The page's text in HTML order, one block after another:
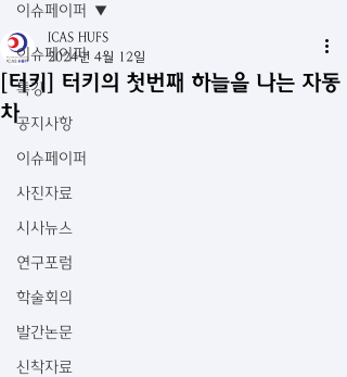
이슈페이퍼
특강
공지사항
이슈페이퍼
사진자료
시사뉴스
연구포럼
학술회의
발간논문
신착자료
이슈페이퍼
[터키] 터키의 첫번째 하늘을 나는 자동
차
ICAS HUFS
2024년 4월 12일